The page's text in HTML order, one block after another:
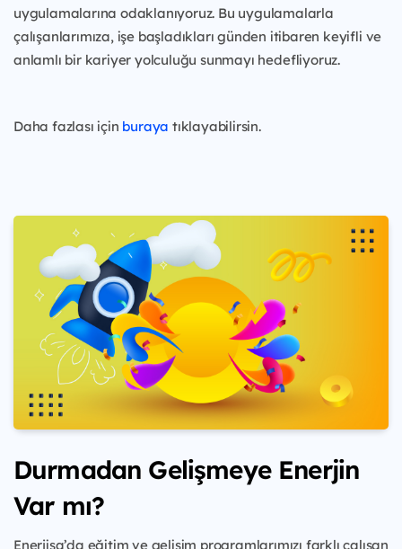
uygulamalarına odaklanıyoruz. Bu uygulamalarla
çalışanlarımıza, işe başladıkları günden itibaren keyifli ve
anlamlı bir kariyer yolculuğu sunmayı hedefliyoruz.
Daha fazlası için buraya tıklayabilirsin.
Durmadan Gelişmeye Enerjin
Var mı?
Enerjisa’da eğitim ve gelişim programlarımızı farklı çalışan